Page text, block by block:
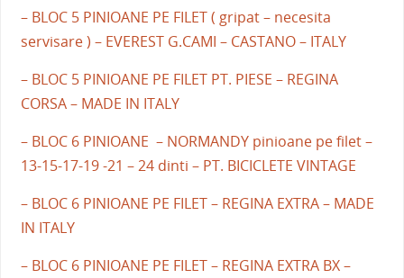
– BLOC 5 PINIOANE PE FILET ( gripat – necesita
servisare ) – EVEREST G.CAMI – CASTANO – ITALY
– BLOC 5 PINIOANE PE FILET PT. PIESE – REGINA
CORSA – MADE IN ITALY
– BLOC 6 PINIOANE – NORMANDY pinioane pe filet –
13-15-17-19 -21 – 24 dinti – PT. BICICLETE VINTAGE
– BLOC 6 PINIOANE PE FILET – REGINA EXTRA – MADE
IN ITALY
– BLOC 6 PINIOANE PE FILET – REGINA EXTRA BX –